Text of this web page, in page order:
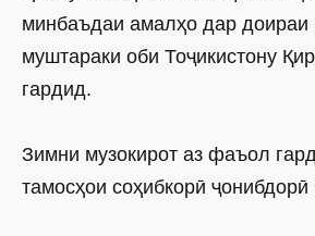
минбаъдаи амалҳо дар доираи
муштараки оби Тоҷикистону
гардид.
Зимни музокирот аз фаъол
тамосҳои соҳибкорӣ